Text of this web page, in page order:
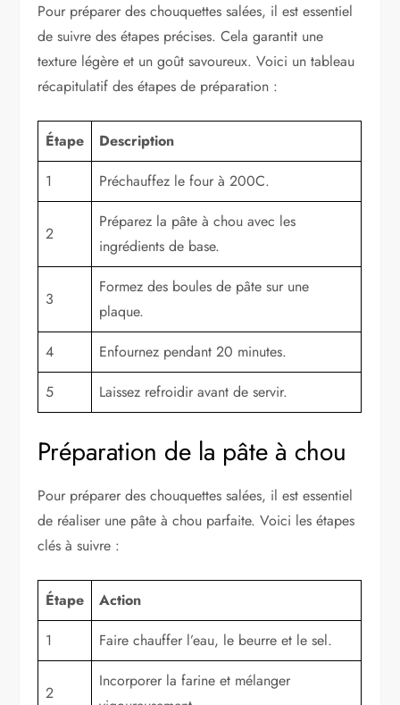
Pour préparer des chouquettes salées, il est essentiel
de suivre des étapes précises. Cela garantit une
texture légère et un goût savoureux. Voici un tableau
récapitulatif des étapes de préparation :
Étape
Description
1
Préchauffez le four à 200C.
2
Préparez la pâte à chou avec les
ingrédients de base.
3
Formez des boules de pâte sur une
plaque.
4
Enfournez pendant 20 minutes.
5
Laissez refroidir avant de servir.
Préparation de la pâte à chou
Pour préparer des chouquettes salées, il est essentiel
de réaliser une pâte à chou parfaite. Voici les étapes
clés à suivre :
Étape
Action
1
Faire chauffer l’eau, le beurre et le sel.
2
Incorporer la farine et mélanger